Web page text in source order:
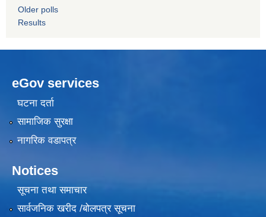
Older polls
Results
eGov services
घटना दर्ता
सामाजिक सुरक्षा
नागरिक वडापत्र
Notices
सूचना तथा समाचार
सार्वजनिक खरीद /बोलपत्र सूचना